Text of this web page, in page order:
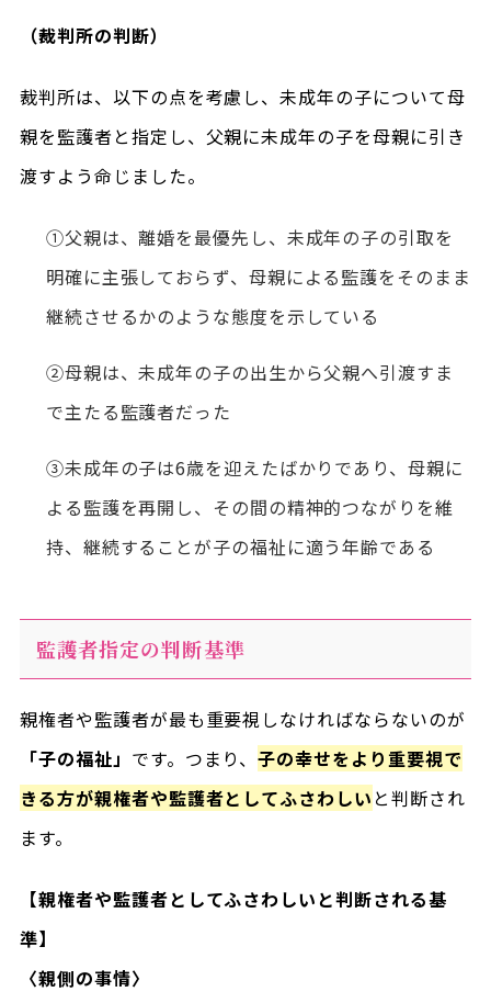
（裁判所の判断）
裁判所は、以下の点を考慮し、未成年の子について母
親を監護者と指定し、父親に未成年の子を母親に引き
渡すよう命じました。
①父親は、離婚を最優先し、未成年の子の引取を
明確に主張しておらず、母親による監護をそのまま
継続させるかのような態度を示している
②母親は、未成年の子の出生から父親へ引渡すま
で主たる監護者だった
③未成年の子は6歳を迎えたばかりであり、母親に
よる監護を再開し、その間の精神的つながりを維
持、継続することが子の福祉に適う年齢である
監護者指定の判断基準
親権者や監護者が最も重要視しなければならないのが
「子の福祉」 です。つまり、子の幸せをより重要視で
きる方が親権者や監護者としてふさわしい と判断され
ます。
【親権者や監護者としてふさわしいと判断される基
準】
〈親側の事情〉